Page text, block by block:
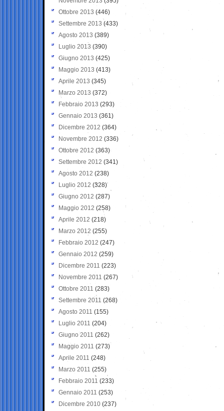
Ottobre 2013 (446)
Settembre 2013 (433)
Agosto 2013 (389)
Luglio 2013 (390)
Giugno 2013 (425)
Maggio 2013 (413)
Aprile 2013 (345)
Marzo 2013 (372)
Febbraio 2013 (293)
Gennaio 2013 (361)
Dicembre 2012 (364)
Novembre 2012 (336)
Ottobre 2012 (363)
Settembre 2012 (341)
Agosto 2012 (238)
Luglio 2012 (328)
Giugno 2012 (287)
Maggio 2012 (258)
Aprile 2012 (218)
Marzo 2012 (255)
Febbraio 2012 (247)
Gennaio 2012 (259)
Dicembre 2011 (223)
Novembre 2011 (267)
Ottobre 2011 (283)
Settembre 2011 (268)
Agosto 2011 (155)
Luglio 2011 (204)
Giugno 2011 (262)
Maggio 2011 (273)
Aprile 2011 (248)
Marzo 2011 (255)
Febbraio 2011 (233)
Gennaio 2011 (253)
Dicembre 2010 (237)